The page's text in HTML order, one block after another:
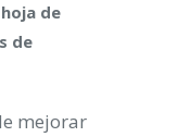
de
de
mejorar